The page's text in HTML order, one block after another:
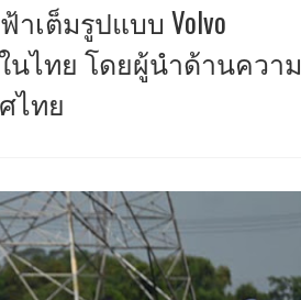
าเต็มรูปแบบ Volvo
กในไทย โดยผู้นำด้านความ
ไทย